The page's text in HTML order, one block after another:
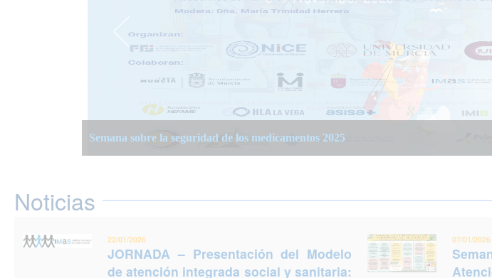
JORNADA – Presentación del Modelo de atención integrada social y sanitaria:
para cuidar mejor
Semana Planificación Compartida de la Atención del 26 al 31 de enero (Murcia)
XIII Semanas Adultos Mayores en Murcia 2025
Semana sobre la seguridad de los medicamentos 2025
Noticias
22/01/2026
JORNADA – Presentación del Modelo
de atención integrada social y sanitaria:
07/01/2026